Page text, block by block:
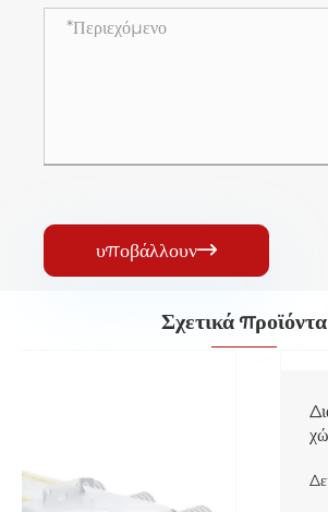
υποβάλλουν
Σχετικά προϊόντα